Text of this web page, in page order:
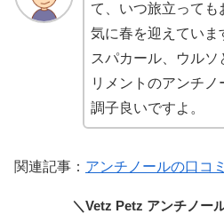
て、いつ旅立って
気に春を迎えていま
スパカール、ウル
リメントのアンチノ
調子良いですよ。
関連記事： アンチノールの口コミ
＼Vetz Petz アンチノー